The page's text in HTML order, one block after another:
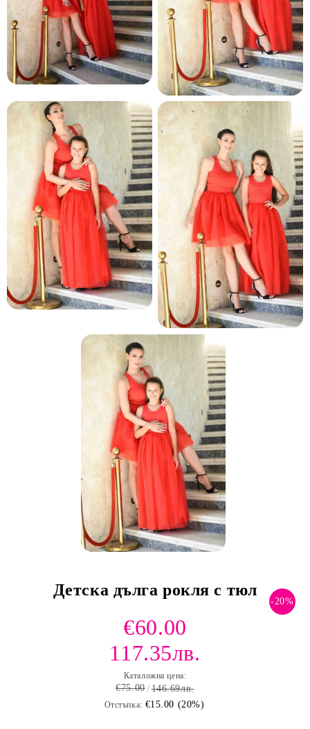
Детска дълга рокля с тюл
-20%
€60.00
117.35лв.
Каталожна цена:
€75.00 146.69лв.
Отстъпка: €15.00 (20%)